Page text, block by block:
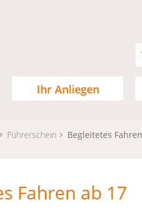
Ihr Anliegen
Führerschein Begleitetes
Fahren ab 17